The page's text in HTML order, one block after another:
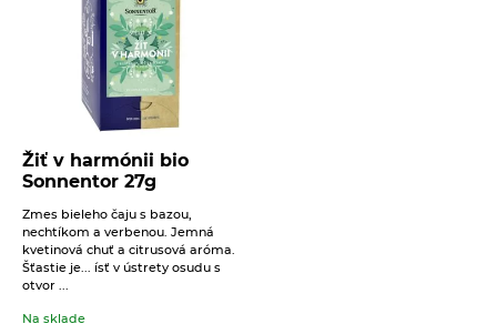
Žiť v harmónii bio
Sonnentor 27g
Zmes bieleho čaju s bazou,
nechtíkom a verbenou. Jemná
kvetinová chuť a citrusová aróma.
Šťastie je... ísť v ústrety osudu s
otvor ...
Na sklade